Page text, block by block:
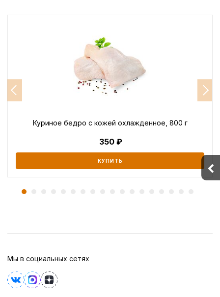
Куриное бедро с кожей охлажденное, 800 г
350
КУПИТЬ
Мы в социальных сетях